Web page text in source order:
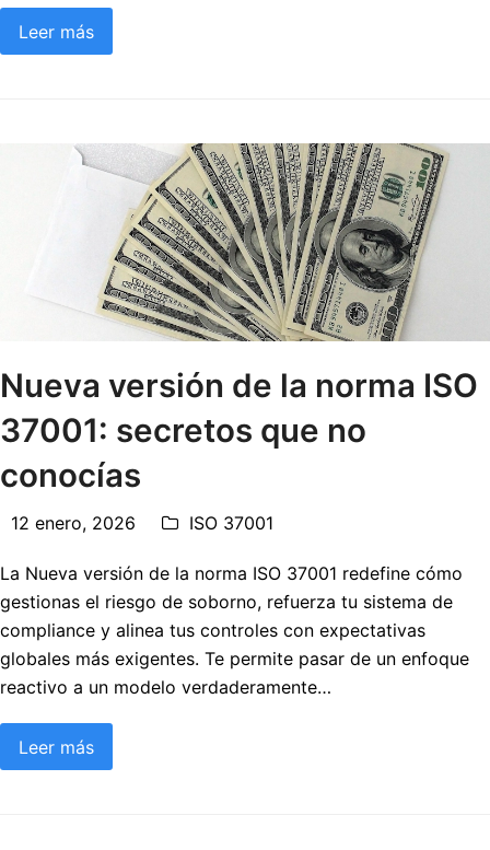
Leer más
Nueva versión de la norma ISO
37001: secretos que no
conocías
12 enero, 2026 ISO 37001
La Nueva versión de la norma ISO 37001 redefine cómo
gestionas el riesgo de soborno, refuerza tu sistema de
compliance y alinea tus controles con expectativas
globales más exigentes. Te permite pasar de un enfoque
reactivo a un modelo verdaderamente…
Leer más